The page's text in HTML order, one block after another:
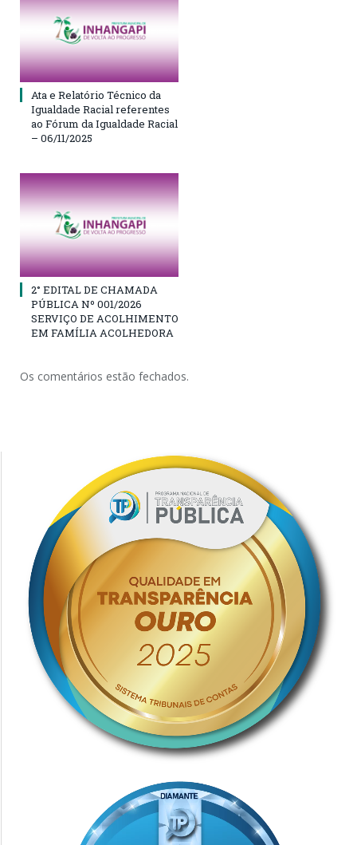
Ata e Relatório Técnico da
Igualdade Racial referentes
ao Fórum da Igualdade Racial
– 06/11/2025
2° EDITAL DE CHAMADA
PÚBLICA Nº 001/2026
SERVIÇO DE ACOLHIMENTO
EM FAMÍLIA ACOLHEDORA
Os comentários estão fechados.